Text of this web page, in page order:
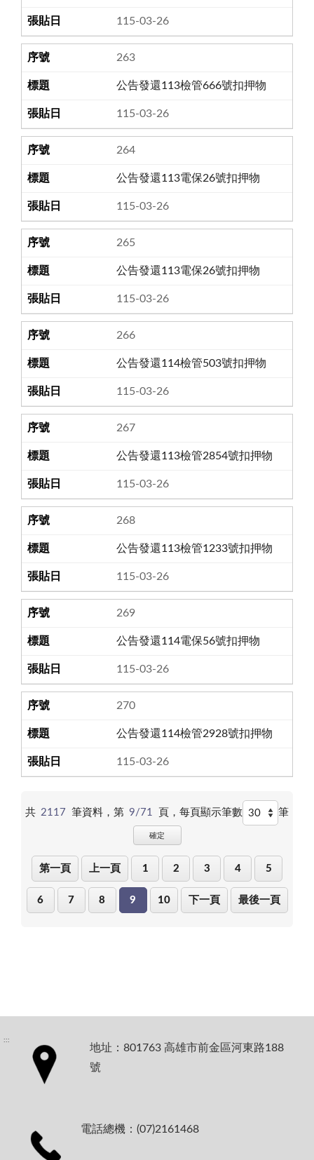
115-03-26
263
公告發還113檢管666號扣押物
115-03-26
264
公告發還113電保26號扣押物
115-03-26
265
公告發還113電保26號扣押物
115-03-26
266
公告發還114檢管503號扣押物
115-03-26
267
公告發還113檢管2854號扣押物
115-03-26
268
公告發還113檢管1233號扣押物
115-03-26
269
公告發還114電保56號扣押物
115-03-26
270
公告發還114檢管2928號扣押物
115-03-26
共 2117 筆資料，第 9/71 頁， 每頁顯示筆數 筆
確定
第一頁 上一頁 1 2 3 4 5
6 7 8 9 10 下一頁 最後一頁
:::
地址：801763 高雄市前金區河東路188
號
電話總機：(07)2161468